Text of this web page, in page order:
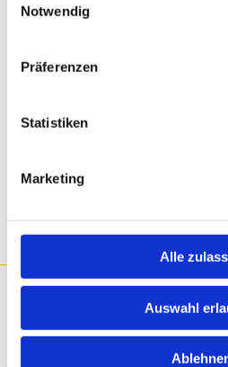
Notwendig
Präferenzen
Statistiken
Marketing
Alle
Auswahl
Heute – Tradition mit
und inzwischen drei
Reinigungscenter GmbH
der Region.
UNSER